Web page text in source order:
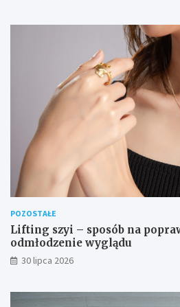
POZOSTAŁE
Lifting szyi – sposób na
odmłodzenie wyglądu
30 lipca 2026